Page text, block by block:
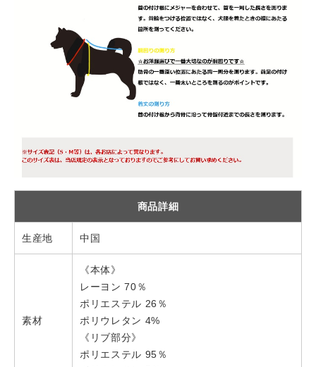
商品詳細
生産地 中国
素材
《本体》
レーヨン 70％
ポリエステル 26％
ポリウレタン 4%
《リブ部分》
ポリエステル 95％